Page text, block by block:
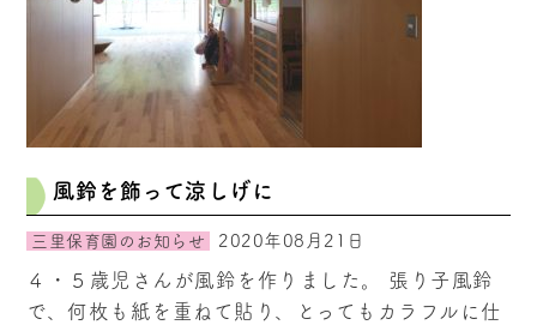
風鈴を飾って涼しげに
三里保育園のお知らせ 2020年08月21日
４・５歳児さんが風鈴を作りました。 張り子風鈴
で、何枚も紙を重ねて貼り、とってもカラフルに仕